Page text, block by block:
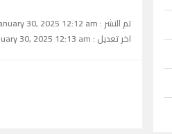
تم النشر : January 30, 2025 12:12 am
اخر تعديل : January 30, 2025 12:13 am